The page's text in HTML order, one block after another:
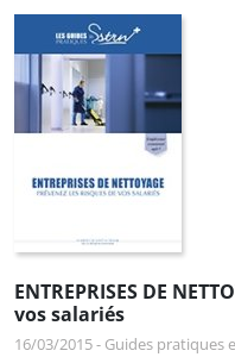
ENTREPRISES DE
vos salariés
16/03/2015- Guides pratiques